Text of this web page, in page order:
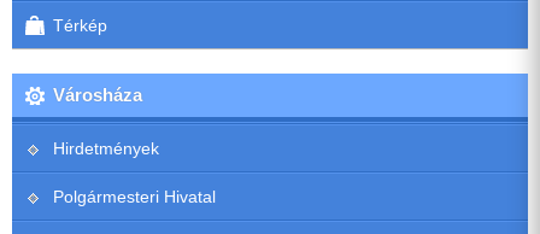
Térkép
Városháza
Hirdetmények
Polgármesteri Hivatal